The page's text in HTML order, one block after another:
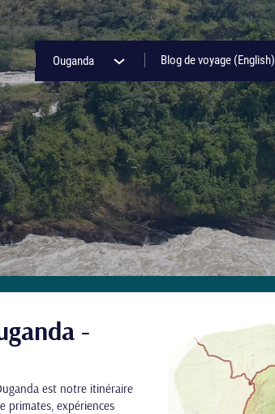
Ouganda Blog de voyage (English)
-
est notre itinéraire
primates, expériences